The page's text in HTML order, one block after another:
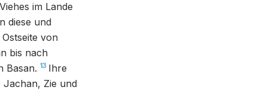
im Lande
diese und
von
bis nach
Basan. 13 Ihre
Zie und